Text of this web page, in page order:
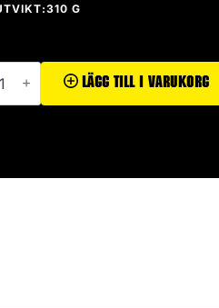
G
Lägg Till I Varukorg